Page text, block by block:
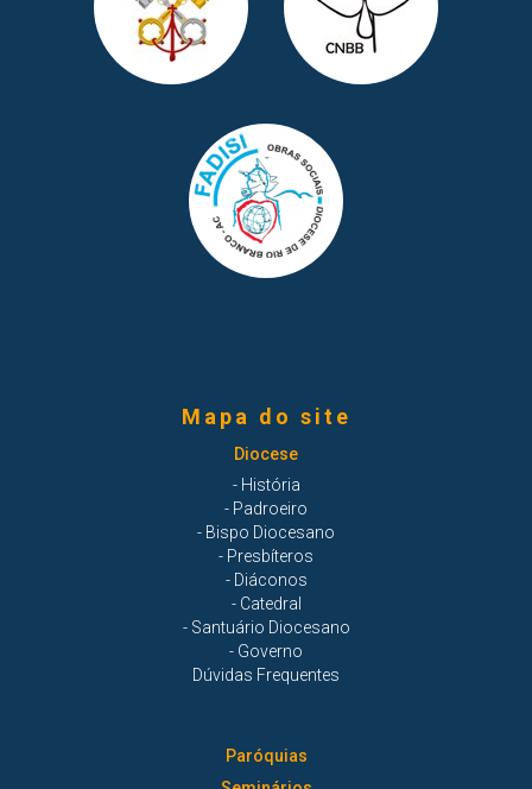
Mapa do site
Diocese
- História
- Padroeiro
- Bispo Diocesano
- Presbíteros
- Diáconos
- Catedral
- Santuário Diocesano
- Governo
Dúvidas Frequentes
Paróquias